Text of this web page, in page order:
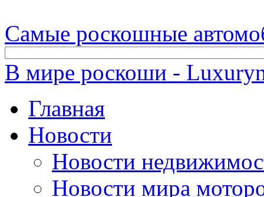
Самые роскошные
В мире роскоши -
Главная
Новости
Новости
Новости мира